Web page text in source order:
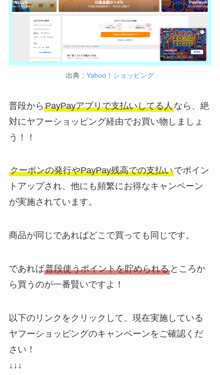
出典： Yahoo！ショッピング
普段から PayPayアプリで支払いしてる人なら、絶
対にヤフーショッピング経由でお買い物しましょ
う！！
クーポンの発行やPayPay残高での支払いでポイン
トアップされ、他にも頻繁にお得なキャンペーン
が実施されています。
商品が同じであればどこで買っても同じです。
であれば普段使うポイントを貯められるところか
ら買うのが一番賢いですよ！
以下のリンクをクリックして、現在実施している
ヤフーショッピングのキャンペーンをご確認くだ
さい！
↓↓↓